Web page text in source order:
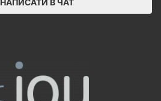
НАПИСАТИ В ЧАТ